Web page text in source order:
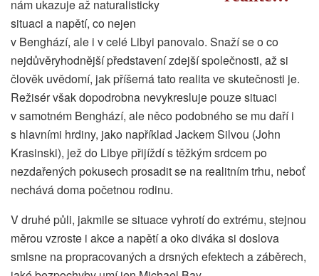
nám ukazuje až naturalisticky
situaci a napětí, co nejen
v Benghází, ale i v celé Libyi panovalo. Snaží se o co
nejdůvěryhodnější představení zdejší společnosti, až si
člověk uvědomí, jak příšerná tato realita ve skutečnosti je.
Režisér však dopodrobna nevykresluje pouze situaci
v samotném Benghází, ale něco podobného se mu daří i
s hlavními hrdiny, jako například Jackem Silvou (John
Krasinski), jež do Libye přijíždí s těžkým srdcem po
nezdařených pokusech prosadit se na realitním trhu, neboť
nechává doma početnou rodinu.
V druhé půli, jakmile se situace vyhrotí do extrému, stejnou
měrou vzroste i akce a napětí a oko diváka si doslova
smlsne na propracovaných a drsných efektech a záběrech,